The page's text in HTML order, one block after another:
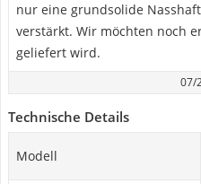
nur eine grundsolide
verstärkt. Wir möchten noch
geliefert wird.
07/
Technische Details
Modell